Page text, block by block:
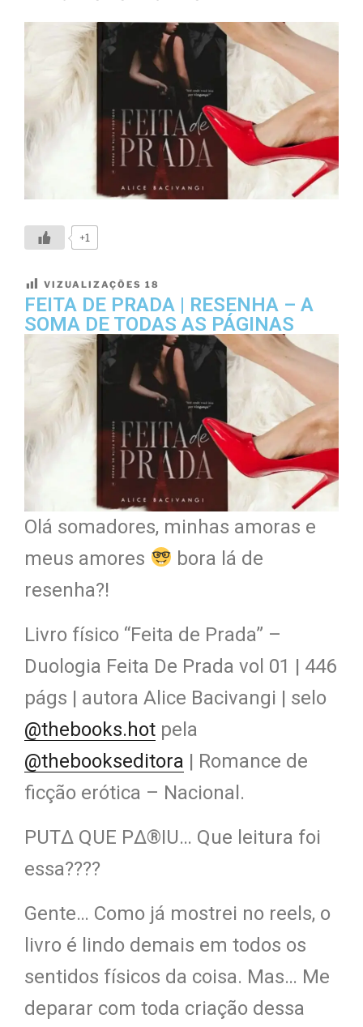
+1
VIZUALIZAÇÕES 18
FEITA DE PRADA | RESENHA – A
SOMA DE TODAS AS PÁGINAS
Olá somadores, minhas amoras e
meus amores
bora lá de
resenha?!
Livro físico “Feita de Prada” –
Duologia Feita De Prada vol 01 | 446
págs | autora Alice Bacivangi | selo
@thebooks.hot pela
@thebookseditora | Romance de
ficção erótica – Nacional.
PUT∆ QUE P∆®IU… Que leitura foi
essa????
Gente… Como já mostrei no reels, o
livro é lindo demais em todos os
sentidos físicos da coisa. Mas… Me
deparar com toda criação dessa